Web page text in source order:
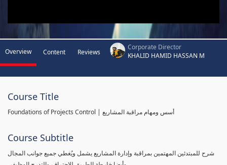
Overview Content Reviews
Corporate Director
KHALID HAMID HASSAN M
Course Title
Foundations of Projects Control | أسس ومهام مراقبة المشاريع
Course Subtitle
شرح للمبتدئين المهتمين بمراقبة وإدارة المشاريع يشمل ويُغطي جميع جوانب المجال